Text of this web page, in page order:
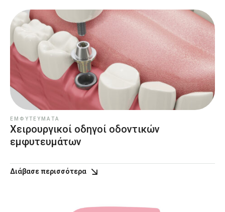
ΕΜΦΥΤΕΎΜΑΤΑ
Χειρουργικοί οδηγοί οδοντικών
εμφυτευμάτων
Διάβασε περισσότερα